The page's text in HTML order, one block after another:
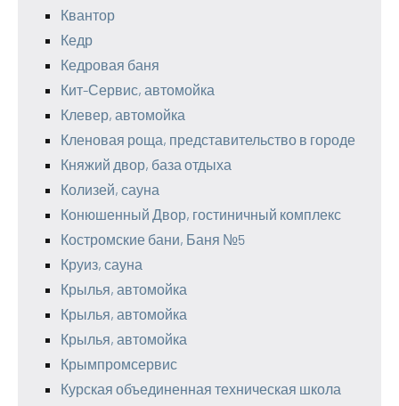
Квантор
Кедр
Кедровая баня
Кит-Сервис, автомойка
Клевер, автомойка
Кленовая роща, представительство в городе
Княжий двор, база отдыха
Колизей, сауна
Конюшенный Двор, гостиничный комплекс
Костромские бани, Баня №5
Круиз, сауна
Крылья, автомойка
Крылья, автомойка
Крылья, автомойка
Крымпромсервис
Курская объединенная техническая школа